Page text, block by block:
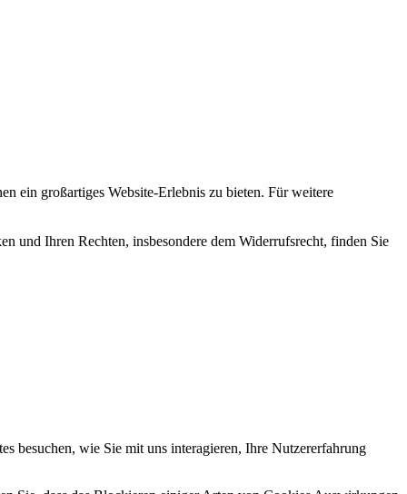
ein großartiges Website-Erlebnis zu bieten. Für weitere
und Ihren Rechten, insbesondere dem Widerrufsrecht, finden Sie
besuchen, wie Sie mit uns interagieren, Ihre Nutzererfahrung